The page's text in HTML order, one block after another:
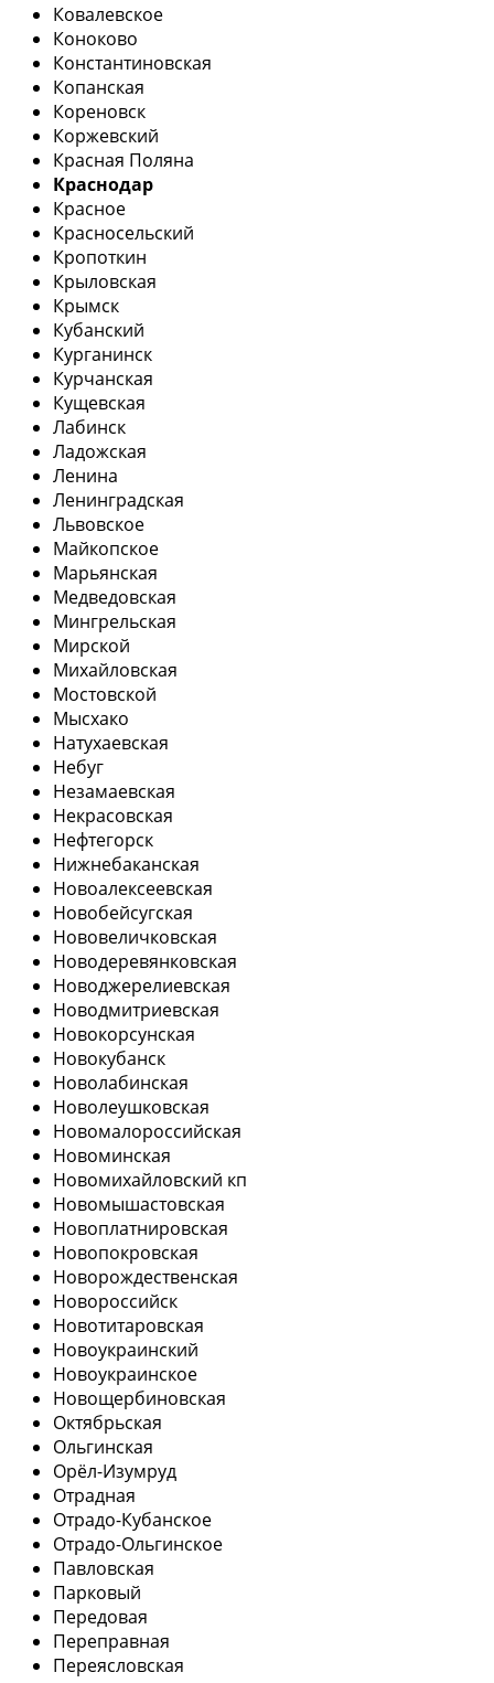
Ковалевское
Коноково
Константиновская
Копанская
Кореновск
Коржевский
Красная Поляна
Краснодар
Красное
Красносельский
Кропоткин
Крыловская
Крымск
Кубанский
Курганинск
Курчанская
Кущевская
Лабинск
Ладожская
Ленина
Ленинградская
Львовское
Майкопское
Марьянская
Медведовская
Мингрельская
Мирской
Михайловская
Мостовской
Мысхако
Натухаевская
Небуг
Незамаевская
Некрасовская
Нефтегорск
Нижнебаканская
Новоалексеевская
Новобейсугская
Нововеличковская
Новодеревянковская
Новоджерелиевская
Новодмитриевская
Новокорсунская
Новокубанск
Новолабинская
Новолеушковская
Новомалороссийская
Новоминская
Новомихайловский кп
Новомышастовская
Новоплатнировская
Новопокровская
Новорождественская
Новороссийск
Новотитаровская
Новоукраинский
Новоукраинское
Новощербиновская
Октябрьская
Ольгинская
Орёл-Изумруд
Отрадная
Отрадо-Кубанское
Отрадо-Ольгинское
Павловская
Парковый
Передовая
Переправная
Переясловская